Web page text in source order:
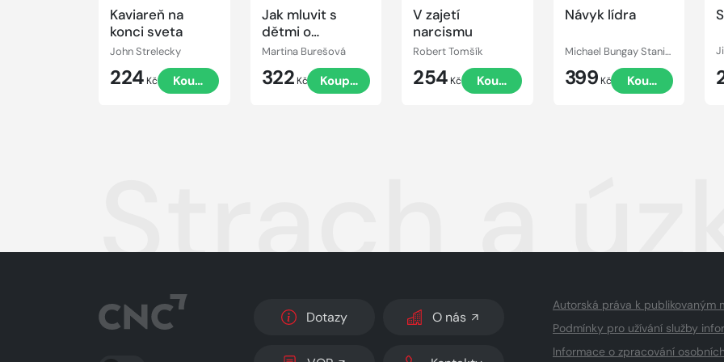
Kaviareň na
konci sveta
John Strelecky
224 Kč Koupit
Jak mluvit s
dětmi o
penězích
Martina Burešová
322 Kč Koupit
V zajetí
narcismu
Robert Tomšík
254 Kč Koupit
Návyk lídra
Michael Bungay Stanier
399 Kč Koupit
Strach a
Dotazy O nás
Autorská práva k publikovaným
Podmínky pro užívání služby
Informace o zpracování